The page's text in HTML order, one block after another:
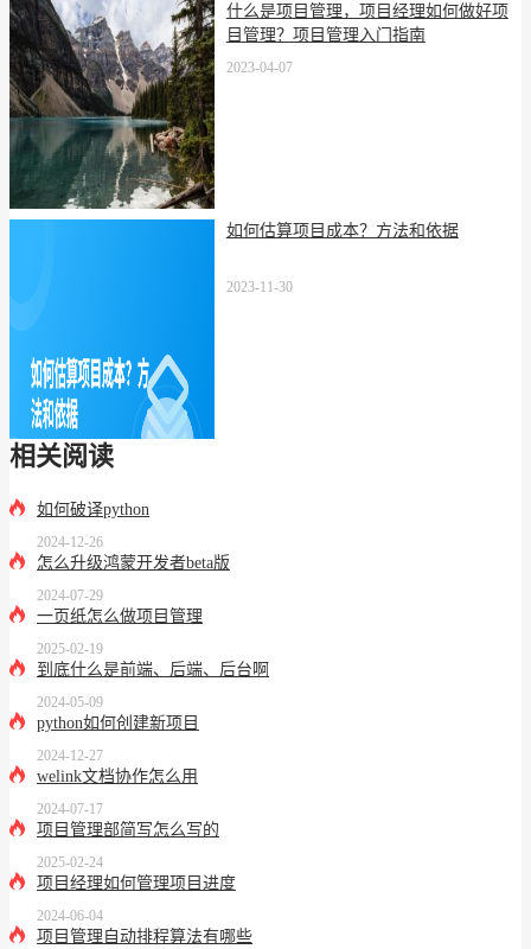
什么是项目管理，项目经理如何做好项
目管理？项目管理入门指南
2023-04-07
如何估算项目成本？方法和依据
2023-11-30
相关阅读
如何破译python
2024-12-26
怎么升级鸿蒙开发者beta版
2024-07-29
一页纸怎么做项目管理
2025-02-19
到底什么是前端、后端、后台啊
2024-05-09
python如何创建新项目
2024-12-27
welink文档协作怎么用
2024-07-17
项目管理部简写怎么写的
2025-02-24
项目经理如何管理项目进度
2024-06-04
项目管理自动排程算法有哪些